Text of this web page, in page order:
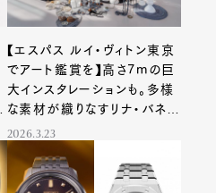
【エスパス ルイ・ヴィトン東京
でアート鑑賞を】高さ7mの巨
大インスタレーションも。多様
な素材が織りなすリナ・バネル
ジーの幻想世界へ
2026.3.23